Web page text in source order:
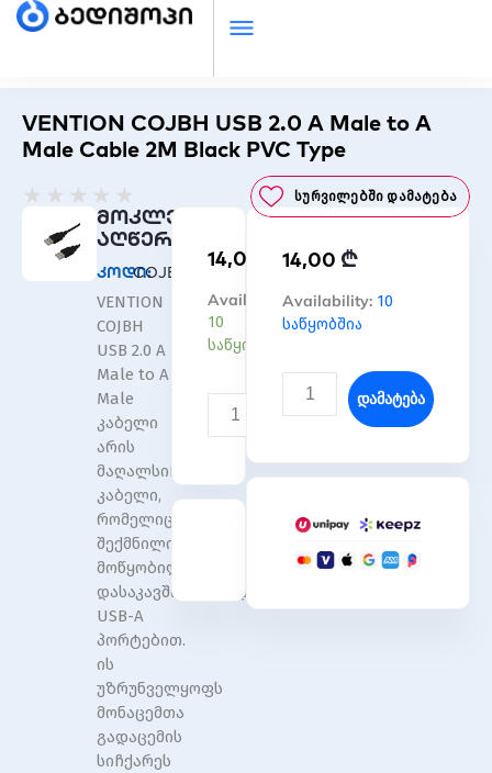
VENTION COJBH USB 2.0 A Male to A
Male Cable 2M Black PVC Type
★ ★ ★ ★ ★
0
out
5
Სურვილებში Დამატება
მოკლე
აღწერა
კოდი:COJBH
VENTION
COJBH
USB 2.0 A
Male to A
Male
კაბელი
არის
მაღალსიჩქარიანი
კაბელი,
რომელიც
შექმნილია
მოწყობილობების
დასაკავშირებლად
USB-A
პორტებით.
ის
უზრუნველყოფს
მონაცემთა
გადაცემის
სიჩქარეს
14,00
Availability:
10
საწყობშია
რაოდენობა:
VENTION
COJBH
Male
Type
Დამატება
14,00 ₾
Availability: 10
საწყობშია
რაოდენობა:
VENTION
A
Cable
Black
Type
Დამატება